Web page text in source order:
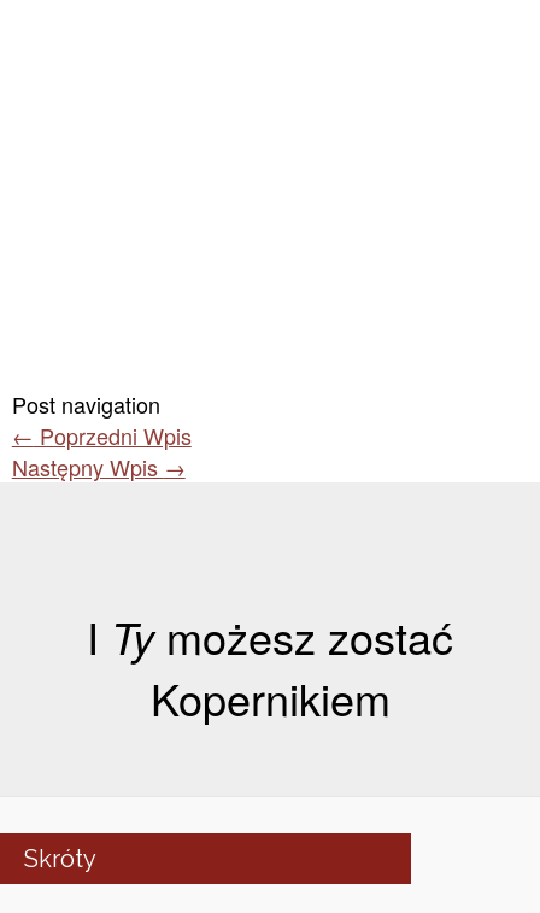
Post navigation
← Poprzedni Wpis
Następny Wpis →
I Tymożesz zostać
Kopernikiem
Skróty